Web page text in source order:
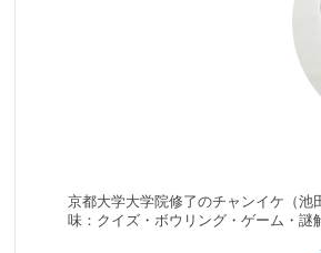
京都大学大学院修了のチャンイケ（
味：クイズ・ボウリング・ゲーム・謎